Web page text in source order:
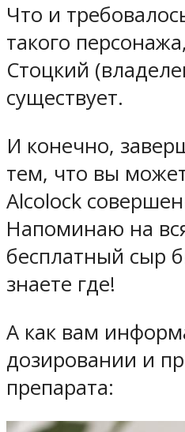
Что и
такого
Стоцкий
существует.
И конечно,
тем, что вы
Alcolock
Напоминаю на
бесплатный сыр
знаете где!
А как вам
дозировании и
препарата: